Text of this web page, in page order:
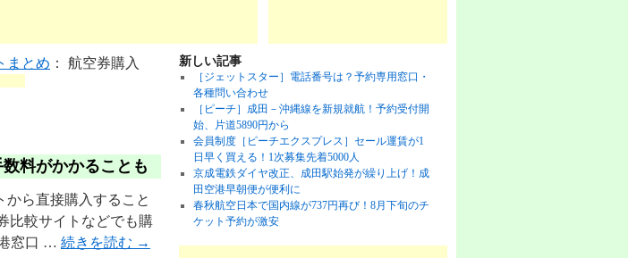
まとめ ： 航空券購入
料がかかることも
ら直接購入すること
比較サイトなどでも購
窓口 … 続きを読む →
新しい記事
［ジェットスター］電話番号は？予約専用窓口・
各種問い合わせ
［ピーチ］成田－沖縄線を新規就航！予約受付開
始、片道5890円から
会員制度［ピーチエクスプレス］セール運賃が1
日早く買える！1次募集先着5000人
京成電鉄ダイヤ改正、成田駅始発が繰り上げ！成
田空港早朝便が便利に
春秋航空日本で国内線が737円再び！8月下旬のチ
ケット予約が激安